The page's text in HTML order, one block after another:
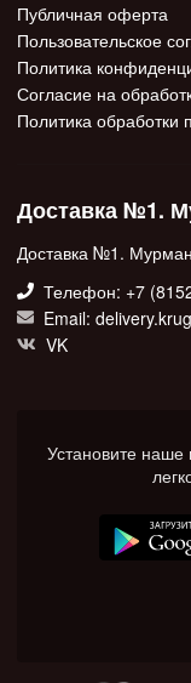
Публичная оферта
Пользовательское
Политика
Согласие на
Политика
Доставка №1.
Доставка №1.
Телефон: +7
Email:
VK
Установите